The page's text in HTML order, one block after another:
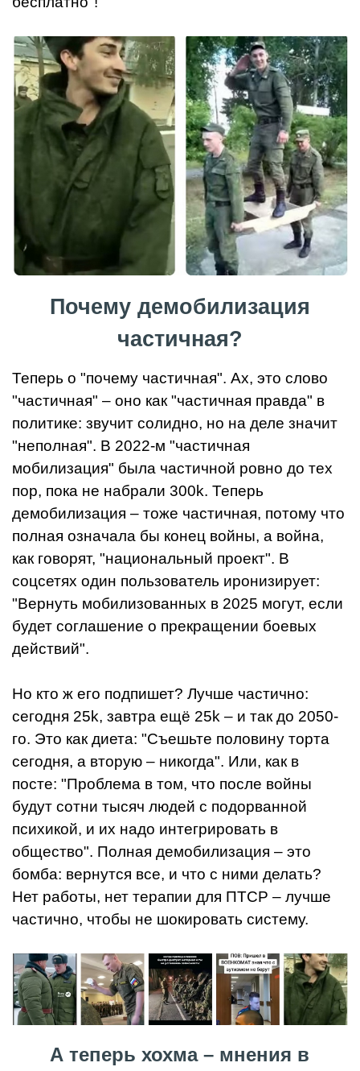
Почему демобилизация
частичная?
Теперь о "почему частичная". Ах, это слово
"частичная" – оно как "частичная правда" в
политике: звучит солидно, но на деле значит
"неполная". В 2022-м "частичная
мобилизация" была частичной ровно до тех
пор, пока не набрали 300k. Теперь
демобилизация – тоже частичная, потому что
полная означала бы конец войны, а война,
как говорят, "национальный проект". В
соцсетях один пользователь иронизирует:
"Вернуть мобилизованных в 2025 могут, если
будет соглашение о прекращении боевых
действий".
Но кто ж его подпишет? Лучше частично:
сегодня 25k, завтра ещё 25k – и так до 2050-
го. Это как диета: "Съешьте половину торта
сегодня, а вторую – никогда". Или, как в
посте: "Проблема в том, что после войны
будут сотни тысяч людей с подорванной
психикой, и их надо интегрировать в
общество". Полная демобилизация – это
бомба: вернутся все, и что с ними делать?
Нет работы, нет терапии для ПТСР – лучше
частично, чтобы не шокировать систему.
А теперь хохма – мнения в